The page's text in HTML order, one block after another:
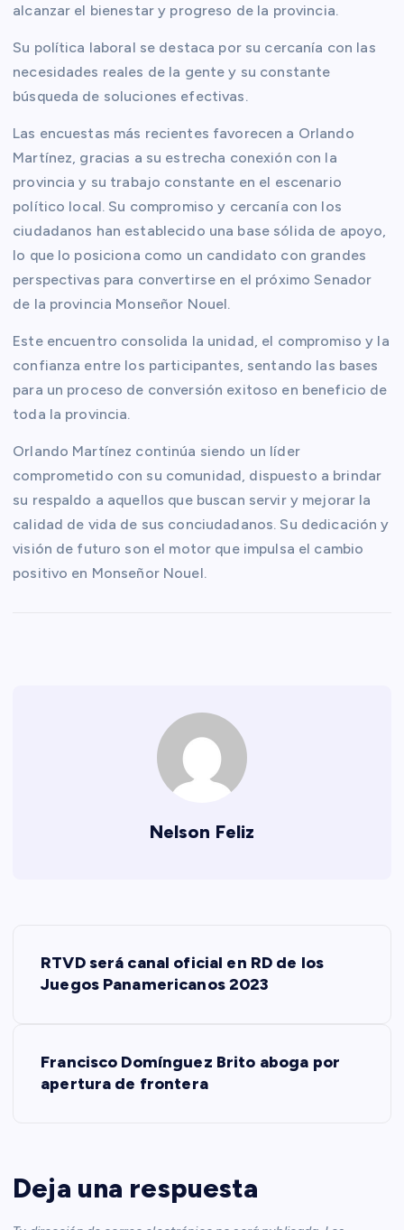
alcanzar el bienestar y progreso de la provincia.
Su política laboral se destaca por su cercanía con las
necesidades reales de la gente y su constante
búsqueda de soluciones efectivas.
Las encuestas más recientes favorecen a Orlando
Martínez, gracias a su estrecha conexión con la
provincia y su trabajo constante en el escenario
político local. Su compromiso y cercanía con los
ciudadanos han establecido una base sólida de apoyo,
lo que lo posiciona como un candidato con grandes
perspectivas para convertirse en el próximo Senador
de la provincia Monseñor Nouel.
Este encuentro consolida la unidad, el compromiso y la
confianza entre los participantes, sentando las bases
para un proceso de conversión exitoso en beneficio de
toda la provincia.
Orlando Martínez continúa siendo un líder
comprometido con su comunidad, dispuesto a brindar
su respaldo a aquellos que buscan servir y mejorar la
calidad de vida de sus conciudadanos. Su dedicación y
visión de futuro son el motor que impulsa el cambio
positivo en Monseñor Nouel.
Nelson Feliz
a
c
RTVD será canal oficial en RD de los
Juegos Panamericanos 2023
Francisco Domínguez Brito aboga por
apertura de frontera
Deja una respuesta